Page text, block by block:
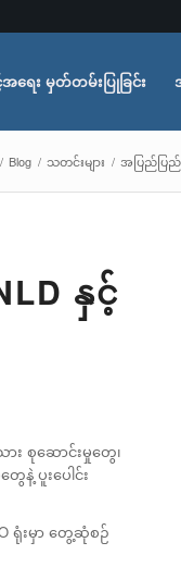
ေး မှတ်တမ်းပြုခြင်း
/ Blog / သတင်းများ / အပြည်ပြည်
နှင့်
း စုဆောင်းမှုတွေ၊
နဲ့ ပူးပေါင်း
ရုံးမှာ တွေ့ဆုံစဉ်